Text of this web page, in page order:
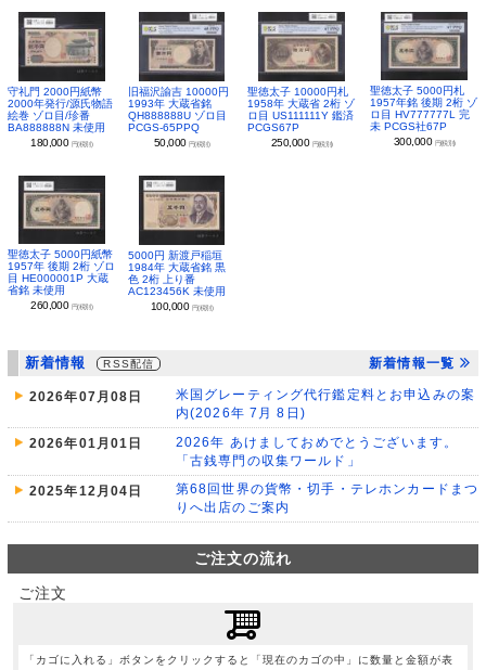
守礼門 2000円紙幣
2000年発行/源氏物語
絵巻 ゾロ目/珍番
BA888888N 未使用
180,000 円(税別)
旧福沢諭吉 10000円
1993年 大蔵省銘
QH888888U ゾロ目
PCGS-65PPQ
50,000 円(税別)
聖徳太子 10000円札
1958年 大蔵省 2桁 ゾ
ロ目 US111111Y 鑑済
PCGS67P
250,000 円(税別)
聖徳太子 5000円札
1957年銘 後期 2桁 ゾ
ロ目 HV777777L 完
未 PCGS社67P
300,000 円(税別)
聖徳太子 5000円紙幣
1957年 後期 2桁 ゾロ
目 HE000001P 大蔵
省銘 未使用
260,000 円(税別)
5000円 新渡戸稲垣
1984年 大蔵省銘 黒
色 2桁 上り番
AC123456K 未使用
100,000 円(税別)
新着情報 RSS配信 新着情報一覧
2026年07月08日
米国グレーティング代行鑑定料とお申込みの案
内(2026年 7月 8日)
2026年01月01日
2026年 あけましておめでとうございます。
「古銭専門の収集ワールド」
2025年12月04日
第68回世界の貨幣・切手・テレホンカードまつ
りへ出店のご案内
ご注文の流れ
ご注文
「カゴに入れる」ボタンをクリックすると「現在のカゴの中」に数量と金額が表